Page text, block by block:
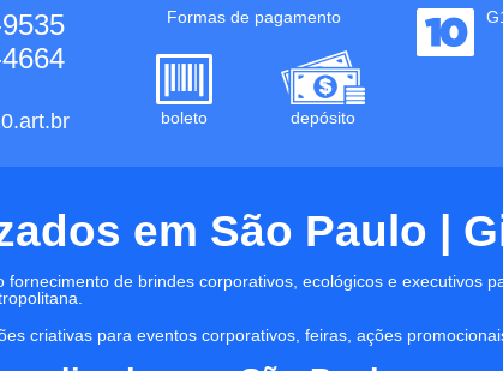
Formas de pagamento
boleto depósito
em São Paulo |
fornecimento de brindes corporativos, ecológicos e executivos
criativas para eventos corporativos, feiras, ações